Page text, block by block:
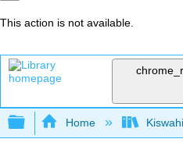
This action is not available.
Expand/collapse
Home